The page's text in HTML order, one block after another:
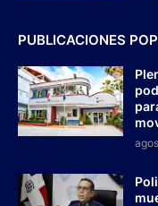
PUBLICACIONES